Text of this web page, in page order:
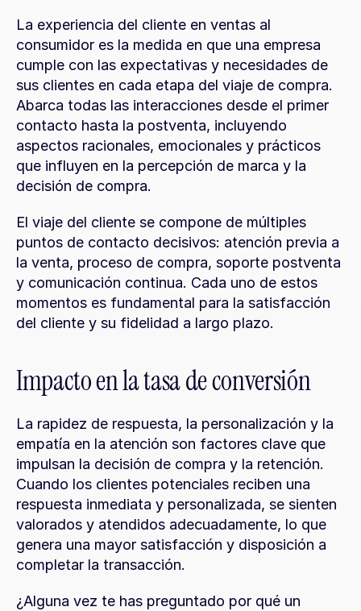
La experiencia del cliente en ventas al
consumidor es la medida en que una empresa
cumple con las expectativas y necesidades de
sus clientes en cada etapa del viaje de compra.
Abarca todas las interacciones desde el primer
contacto hasta la postventa, incluyendo
aspectos racionales, emocionales y prácticos
que influyen en la percepción de marca y la
decisión de compra.
El viaje del cliente se compone de múltiples
puntos de contacto decisivos: atención previa a
la venta, proceso de compra, soporte postventa
y comunicación continua. Cada uno de estos
momentos es fundamental para la satisfacción
del cliente y su fidelidad a largo plazo.
Impacto en la tasa de conversión
La rapidez de respuesta, la personalización y la
empatía en la atención son factores clave que
impulsan la decisión de compra y la retención.
Cuando los clientes potenciales reciben una
respuesta inmediata y personalizada, se sienten
valorados y atendidos adecuadamente, lo que
genera una mayor satisfacción y disposición a
completar la transacción.
¿Alguna vez te has preguntado por qué un